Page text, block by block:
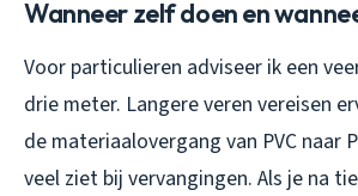
Wanneer zelf doen en
Voor particulieren adviseer ik een
drie meter. Langere veren vereisen
de materiaalovergang van PVC naar
veel ziet bij vervangingen. Als je na